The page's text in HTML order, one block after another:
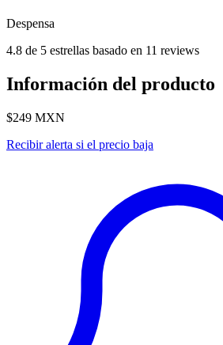
Despensa
4.8 de 5 estrellas basado en 11 reviews
Información del producto
$249 MXN
Recibir alerta si el precio baja